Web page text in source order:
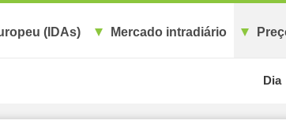
(IDAs) Mercado intradiário
Dia